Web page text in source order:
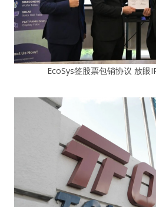
EcoSys签股票包销协议 放眼